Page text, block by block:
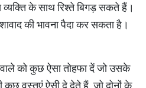
के साथ रिश्ते बिगड़ सकते हैं।
की भावना पैदा कर सकता है।
को कुछ ऐसा तोहफा दें जो उसके